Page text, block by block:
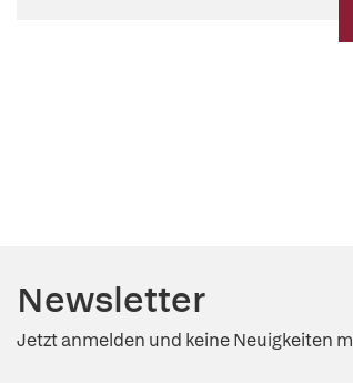
Newsletter
Jetzt anmelden und keine Neuigkeiten